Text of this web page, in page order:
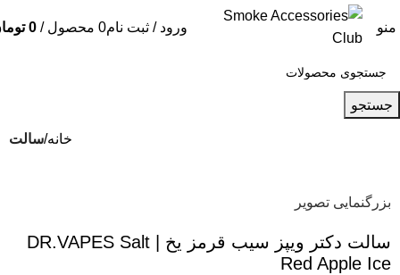
منو ورود / ثبت نام0 محصول /
0
جستجو
خانه سالت
بزرگنمایی تصویر
سالت دکتر ویپز سیب قرمز یخ | DR.VAPES Salt
Red Apple Ice